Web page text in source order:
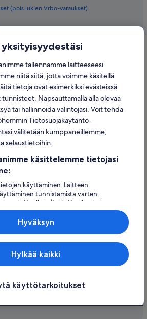
(pois lukien Vrbo-varaukset)
meihin yhteyttä
tekeminen sisällöstä
aikarajat
hyvityskupongeilla
Groupin yritys. Kaikki oikeudet
logo ovat Expedia, Inc.:n tavaramerkkejä
tallennamme laitteeseesi
niitä siitä, jotta voimme käsitellä
tietoja ovat esimerkiksi evästeissä
Napsauttamalla alla olevaa
tai hallinnoida valintojasi. Voit tehdä
Tietosuojakäytäntö-
välitetään kumppaneillemme,
selaustietoihin.
käsittelemme tietojasi
käyttäminen. Laitteen
tunnistamista varten.
laitteelle ja/tai laitteella olevien
mainonta ja personoitu
ja sisällön mittaus, yleisötutkimus ja
käyttötarkoitukset
Hylkää kaikki
Hyväksyn